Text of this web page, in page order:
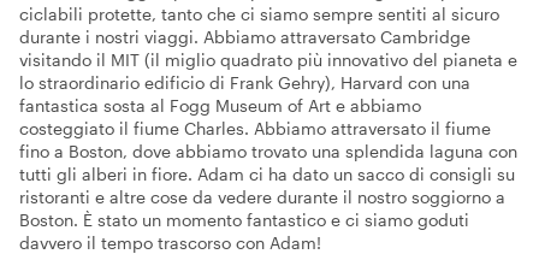
ciclabili protette, tanto che ci siamo sempre sentiti al sicuro
durante i nostri viaggi. Abbiamo attraversato Cambridge
visitando il MIT (il miglio quadrato più innovativo del pianeta e
lo straordinario edificio di Frank Gehry), Harvard con una
fantastica sosta al Fogg Museum of Art e abbiamo
costeggiato il fiume Charles. Abbiamo attraversato il fiume
fino a Boston, dove abbiamo trovato una splendida laguna con
tutti gli alberi in fiore. Adam ci ha dato un sacco di consigli su
ristoranti e altre cose da vedere durante il nostro soggiorno a
Boston. È stato un momento fantastico e ci siamo goduti
davvero il tempo trascorso con Adam!